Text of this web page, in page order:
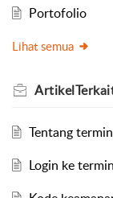
Portofolio
Lihat semua
Artikel
Tentang
Login ke